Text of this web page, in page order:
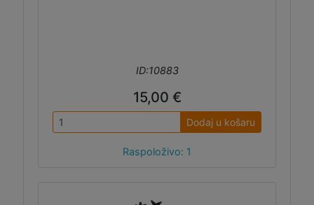
ID:10883
15,00 €
Dodaj u košaru
Raspoloživo: 1